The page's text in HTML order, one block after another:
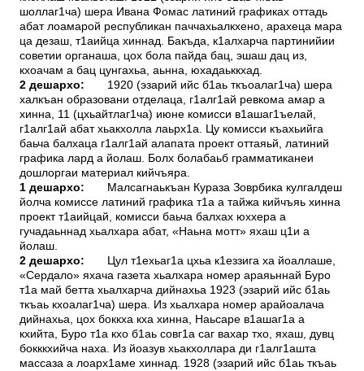
шоллаг1ча) шера Ивана Фомас латиний графиках оттадь
абат лоамарой республикан паччахьалкхено, арахеца мара
ца дезаш, т1аийца хиннад. Бакъда, к1алхарча партинийии
советии органаша, цох бола пайда бац, эшаш дац из,
кхоачам а бац цунгахьа, аьнна, юхадаьккхад.
2 дешархо: 1920 (эзарий ийс б1аь ткъоалаг1ча) шера
халкъан образовани отделаца, г1алг1ай ревкома амар а
хинна, 11 (цхьайтлаг1ча) июне комисси в1ашаг1ъелай,
г1алг1ай абат хьакхолла лаьрх1а. Цу комисси къахьийга
баьча балхаца г1алг1ай алапата проект оттаяьй, латиний
графика лард а йолаш. Болх болабаьб грамматиканеи
дошлоргаи материал кийчъяра.
1 дешархо: Малсагнаькъан Кураза Зоврбика кулгалдеш
йолча комиссе латиний графика т1а а тайжа кийчъяь хинна
проект т1аийцай, комисси баьча балхах юххера а
гучадаьннад хьалхара абат, «Наьна мотт» яхаш ц1и а
йолаш.
2 дешархо:
Цул т1ехьаг1а цхьа к1еззига ха йоаллаше,
«Сердало» яхача газета хьалхара номер араяьннай Буро
т1а май бетта хьалхарча дийнахьа 1923 (эзарий ийс б1аь
ткъаь кхоалаг1ча) шера. Из хьалхара номер арайоалача
дийнахьа, цох боккха кха хинна, Наьсаре в1ашаг1а а
кхийта, Буро т1а кхо б1аь совг1а саг вахар тхо, яхаш, дувц
бокккхийча наха. Из йоазув хьакхоллара ди г1алг1ашта
массаза а лоарх1аме хиннад. 1928 (эзарий ийс б1аь ткъаь